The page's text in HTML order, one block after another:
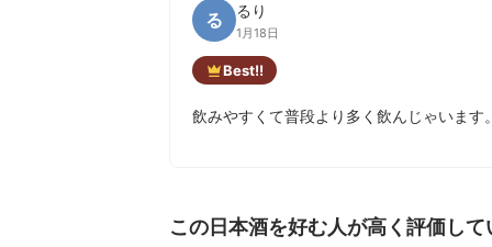
る るり
1月18日
Best!!
飲みやすくて普段より多く飲んじゃいます。
この日本酒を好む人が高く評価して